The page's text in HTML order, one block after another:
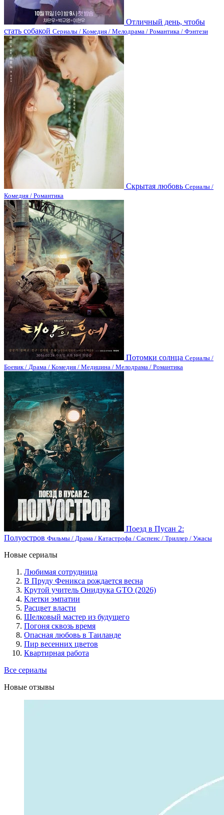
Отличный день, чтобы
стать собакой Сериалы / Комедия / Мелодрама / Романтика / Фэнтези
Скрытая любовь Сериалы /
Комедия / Романтика
Потомки солнца Сериалы /
Боевик / Драма / Комедия / Медицина / Мелодрама / Романтика
Поезд в Пусан 2:
Полуостров Фильмы / Драма / Катастрофа / Саспенс / Триллер / Ужасы
Новые сериалы
Любимая сотрудница
В Пруду Феникса рождается весна
Крутой учитель Онидзука GTO (2026)
Клетки эмпатии
Расцвет власти
Шелковый мастер из будущего
Погоня сквозь время
Опасная любовь в Таиланде
Пир весенних цветов
Квартирная работа
Все сериалы
Новые отзывы